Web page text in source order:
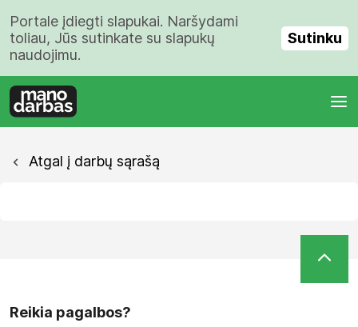
Portale įdiegti slapukai. Naršydami
toliau, Jūs sutinkate su slapukų
naudojimu.
Sutinku
Atgal į darbų sąrašą
Reikia pagalbos?